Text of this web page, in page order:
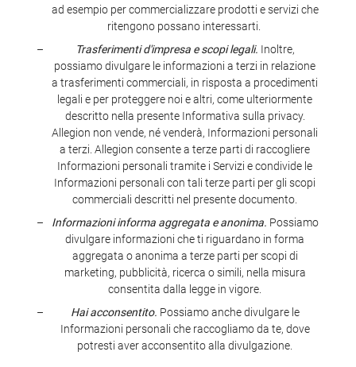
ad esempio per commercializzare prodotti e servizi che
ritengono possano interessarti.
Trasferimenti d'impresa e scopi legali. Inoltre,
possiamo divulgare le informazioni a terzi in relazione
a trasferimenti commerciali, in risposta a procedimenti
legali e per proteggere noi e altri, come ulteriormente
descritto nella presente Informativa sulla privacy.
Allegion non vende, né venderà, Informazioni personali
a terzi. Allegion consente a terze parti di raccogliere
Informazioni personali tramite i Servizi e condivide le
Informazioni personali con tali terze parti per gli scopi
commerciali descritti nel presente documento.
Informazioni informa aggregata e anonima. Possiamo
divulgare informazioni che ti riguardano in forma
aggregata o anonima a terze parti per scopi di
marketing, pubblicità, ricerca o simili, nella misura
consentita dalla legge in vigore.
Hai acconsentito. Possiamo anche divulgare le
Informazioni personali che raccogliamo da te, dove
potresti aver acconsentito alla divulgazione.